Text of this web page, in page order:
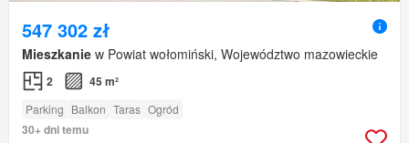
547 302 zł
Mieszkanie w Powiat wołomiński, Województwo mazowieckie
2 45 m²
Parking Balkon Taras Ogród
30+ dni temu